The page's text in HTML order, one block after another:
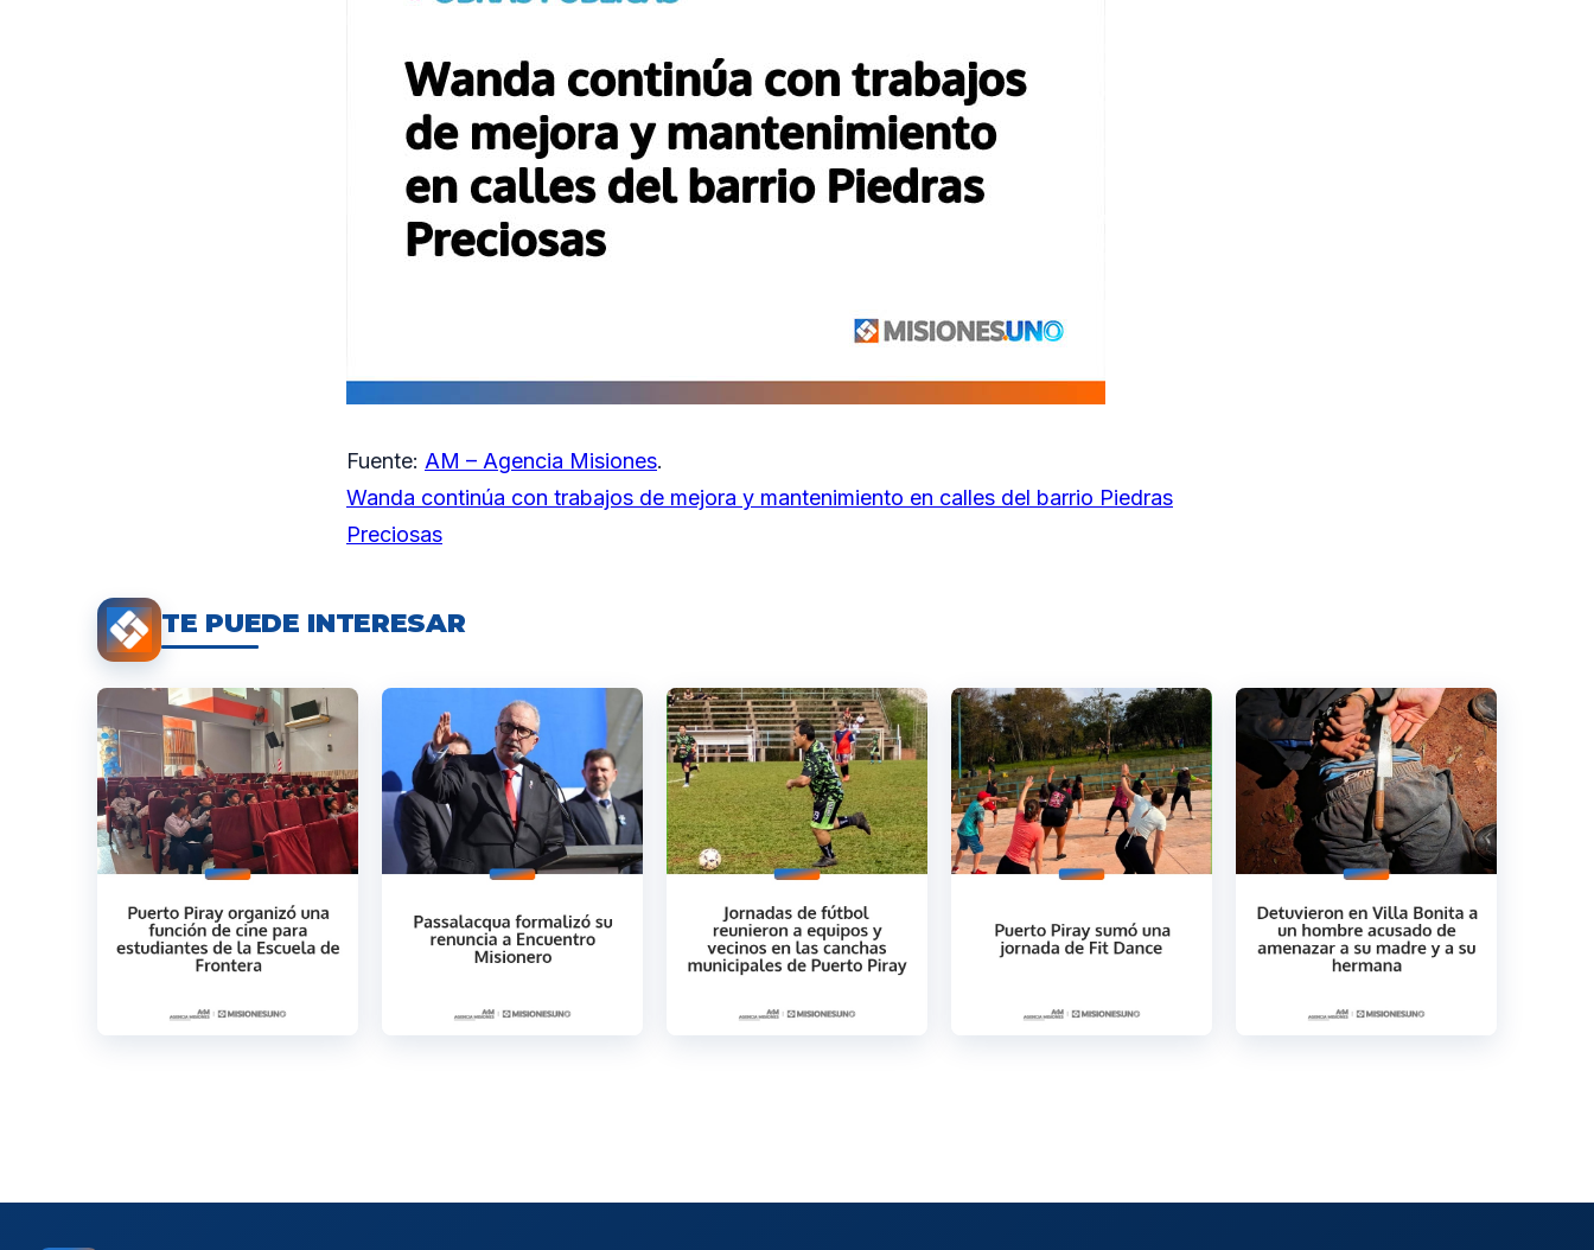
Fuente: AM – Agencia Misiones.
Wanda continúa con trabajos de mejora y mantenimiento en calles del barrio Piedras
Preciosas
TE PUEDE INTERESAR